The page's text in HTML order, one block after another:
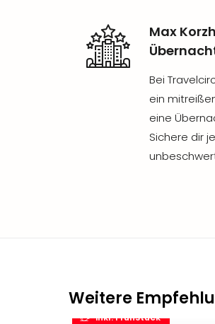
Max
Bei
ein
eine
Sichere dir
Weitere
inkl. Frühstück